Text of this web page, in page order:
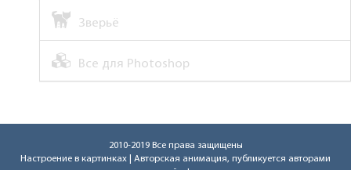
Зверьё
Все для Photoshop
2010-2019 Все права защищены
Настроение в картинках | Авторская анимация, публикуется авторами